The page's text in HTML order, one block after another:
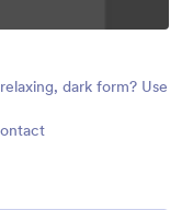
dark form? Use